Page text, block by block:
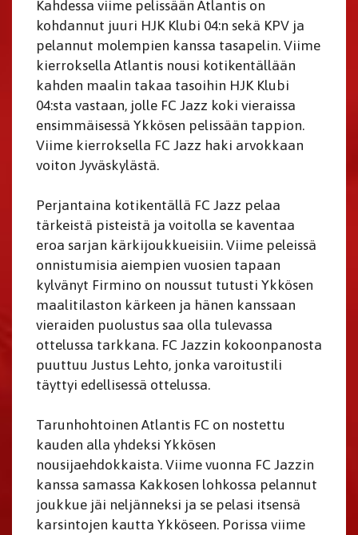
Kahdessa viime pelissään Atlantis on
kohdannut juuri HJK Klubi 04:n sekä KPV ja
pelannut molempien kanssa tasapelin. Viime
kierroksella Atlantis nousi kotikentällään
kahden maalin takaa tasoihin HJK Klubi
04:sta vastaan, jolle FC Jazz koki vieraissa
ensimmäisessä Ykkösen pelissään tappion.
Viime kierroksella FC Jazz haki arvokkaan
voiton Jyväskylästä.
Perjantaina kotikentällä FC Jazz pelaa
tärkeistä pisteistä ja voitolla se kaventaa
eroa sarjan kärkijoukkueisiin. Viime peleissä
onnistumisia aiempien vuosien tapaan
kylvänyt Firmino on noussut tutusti Ykkösen
maalitilaston kärkeen ja hänen kanssaan
vieraiden puolustus saa olla tulevassa
ottelussa tarkkana. FC Jazzin kokoonpanosta
puuttuu Justus Lehto, jonka varoitustili
täyttyi edellisessä ottelussa.
Tarunhohtoinen Atlantis FC on nostettu
kauden alla yhdeksi Ykkösen
nousijaehdokkaista. Viime vuonna FC Jazzin
kanssa samassa Kakkosen lohkossa pelannut
joukkue jäi neljänneksi ja se pelasi itsensä
karsintojen kautta Ykköseen. Porissa viime